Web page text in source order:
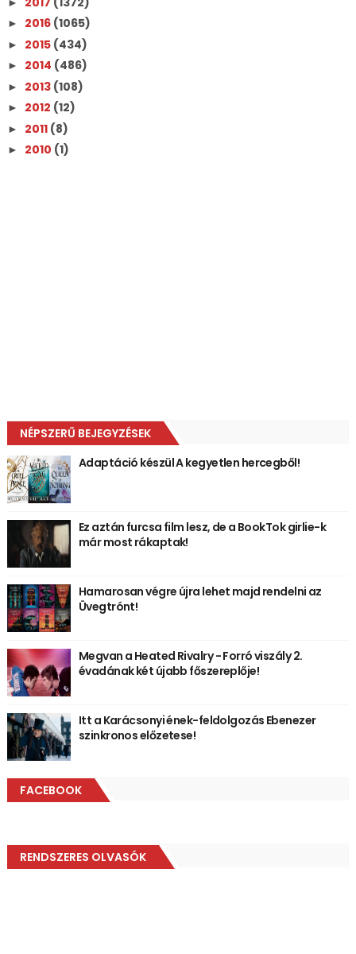
► 2016 (1065)
► 2015 (434)
► 2014 (486)
► 2013 (108)
► 2012 (12)
► 2011 (8)
► 2010 (1)
NÉPSZERŰ BEJEGYZÉSEK
Adaptáció készül A kegyetlen hercegből!
Ez aztán furcsa film lesz, de a BookTok girlie-k
már most rákaptak!
Hamarosan végre újra lehet majd rendelni az
Üvegtrónt!
Megvan a Heated Rivalry - Forró viszály 2.
évadának két újabb főszereplője!
Itt a Karácsonyi ének-feldolgozás Ebenezer
szinkronos előzetese!
FACEBOOK
RENDSZERES OLVASÓK